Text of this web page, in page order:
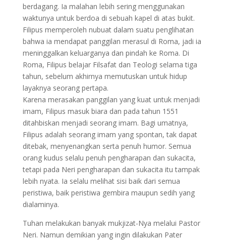
berdagang. Ia malahan lebih sering menggunakan
waktunya untuk berdoa di sebuah kapel di atas bukit.
Filipus memperoleh nubuat dalam suatu penglihatan
bahwa ia mendapat panggilan merasul di Roma, jadi ia
meninggalkan keluarganya dan pindah ke Roma. Di
Roma, Filipus belajar Filsafat dan Teologi selama tiga
tahun, sebelum akhirnya memutuskan untuk hidup
layaknya seorang pertapa.
Karena merasakan panggilan yang kuat untuk menjadi
imam, Filipus masuk biara dan pada tahun 1551
ditahbiskan menjadi seorang imam. Bagi umatnya,
Filipus adalah seorang imam yang spontan, tak dapat
ditebak, menyenangkan serta penuh humor. Semua
orang kudus selalu penuh pengharapan dan sukacita,
tetapi pada Neri pengharapan dan sukacita itu tampak
lebih nyata. Ia selalu melihat sisi baik dari semua
peristiwa, baik peristiwa gembira maupun sedih yang
dialaminya.
Tuhan melakukan banyak mukjizat-Nya melalui Pastor
Neri. Namun demikian yang ingin dilakukan Pater